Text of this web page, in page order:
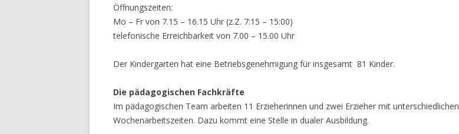
Öffnungszeiten:
Mo – Fr von 7.15 – 16.15 Uhr (z.Z. 7:15 – 15:00)
telefonische Erreichbarkeit von 7.00 – 15.00 Uhr
Der Kindergarten hat eine Betriebsgenehmigung für insgesamt 81 Kinder.
Die pädagogischen Fachkräfte
Im pädagogischen Team arbeiten 11 Erzieherinnen und zwei Erzieher mit unterschiedlichen
Wochenarbeitszeiten. Dazu kommt eine Stelle in dualer Ausbildung.